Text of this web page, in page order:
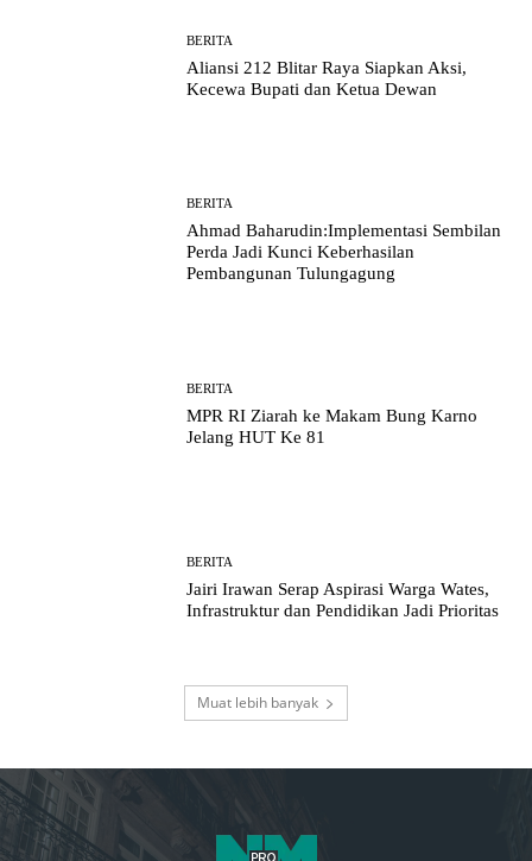
BERITA
Aliansi 212 Blitar Raya Siapkan Aksi,
Kecewa Bupati dan Ketua Dewan
BERITA
Ahmad Baharudin:Implementasi Sembilan
Perda Jadi Kunci Keberhasilan
Pembangunan Tulungagung
BERITA
MPR RI Ziarah ke Makam Bung Karno
Jelang HUT Ke 81
BERITA
Jairi Irawan Serap Aspirasi Warga Wates,
Infrastruktur dan Pendidikan Jadi Prioritas
Muat lebih banyak